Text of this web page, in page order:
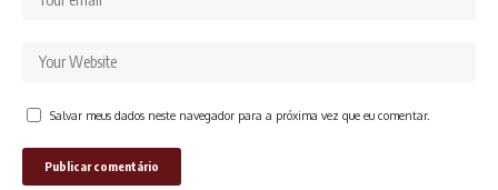
Salvar meus dados neste navegador para a próxima vez que eu comentar.